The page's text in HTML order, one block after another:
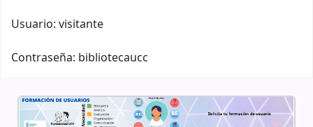
Usuario: visitante
Contraseña: bibliotecaucc